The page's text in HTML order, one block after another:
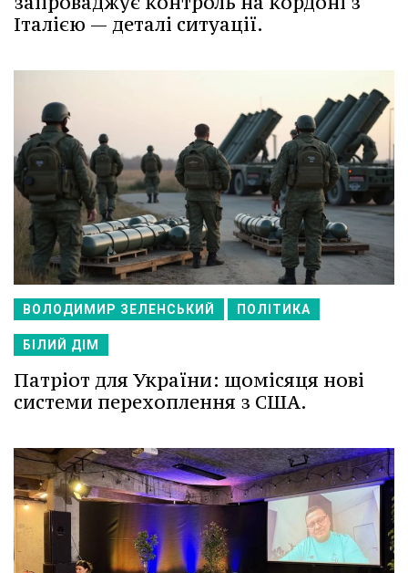
Італією — деталі ситуації.
ВОЛОДИМИР ЗЕЛЕНСЬКИЙ ПОЛІТИКА
БІЛИЙ ДІМ
Патріот для України: щомісяця нові
системи перехоплення з США.